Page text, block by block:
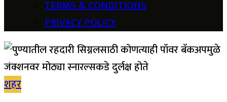
TERMS & CONDITIONS
PRIVACY POLICY
शहर